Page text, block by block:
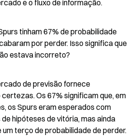
e o fluxo de informação.
tinham 67% de probabilidade
por perder. Isso significa que
estava incorreto?
de previsão fornece
Os 67% significam que, em
os Spurs eram esperados com
hipóteses de vitória, mas ainda
terço de probabilidade de perder.